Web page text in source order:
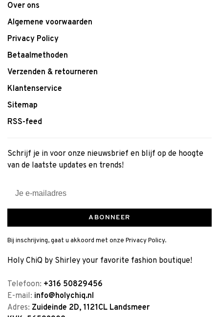
Over ons
Algemene voorwaarden
Privacy Policy
Betaalmethoden
Verzenden & retourneren
Klantenservice
Sitemap
RSS-feed
Schrijf je in voor onze nieuwsbrief en blijf op de hoogte
van de laatste updates en trends!
ABONNEER
Bij inschrijving, gaat u akkoord met onze Privacy Policy.
Holy ChiQ by Shirley your favorite fashion boutique!
Telefoon: +316 50829456
E-mail: info@holychiq.nl
Adres: Zuideinde 2D, 1121CL Landsmeer